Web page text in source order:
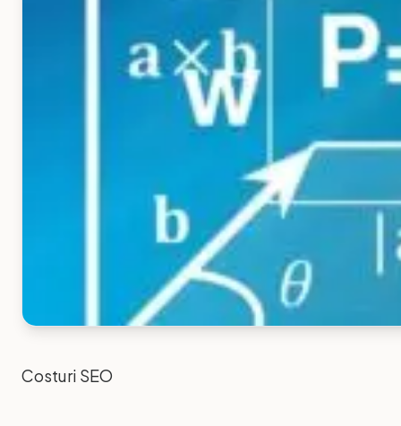
Costuri SEO